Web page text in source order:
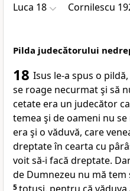
Luca 18 Cornilescu
Pilda judecătorului
18 Isus le-a spus o
se roage necurmat şi să
cetate era un judecător
temea şi de oameni nu se
era şi o văduvă, care
dreptate în cearta cu
voit să-i facă dreptate.
de Dumnezeu nu mă
5